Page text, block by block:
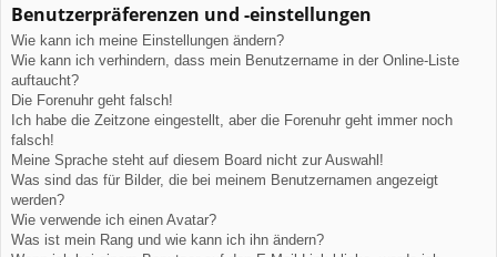
Benutzerpräferenzen und -einstellungen
Wie kann ich meine Einstellungen ändern?
Wie kann ich verhindern, dass mein Benutzername in der Online-Liste
auftaucht?
Die Forenuhr geht falsch!
Ich habe die Zeitzone eingestellt, aber die Forenuhr geht immer noch
falsch!
Meine Sprache steht auf diesem Board nicht zur Auswahl!
Was sind das für Bilder, die bei meinem Benutzernamen angezeigt
werden?
Wie verwende ich einen Avatar?
Was ist mein Rang und wie kann ich ihn ändern?